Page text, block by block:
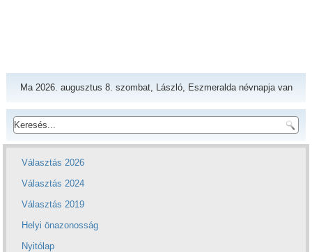
Ma 2026. augusztus 8. szombat, László, Eszmeralda névnapja van
Választás 2026
Választás 2024
Választás 2019
Helyi önazonosság
Nyitólap